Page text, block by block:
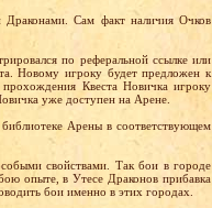
Драконами. Сам факт наличия Очков
по реферальной ссылке или
Новому игроку будет предложен к
Квеста Новичка игроку
уже доступен на Арене.
Арены в соответствующем
свойствами. Так бои в городе
опыте, в Утесе Драконов прибавка
бои именно в этих городах.